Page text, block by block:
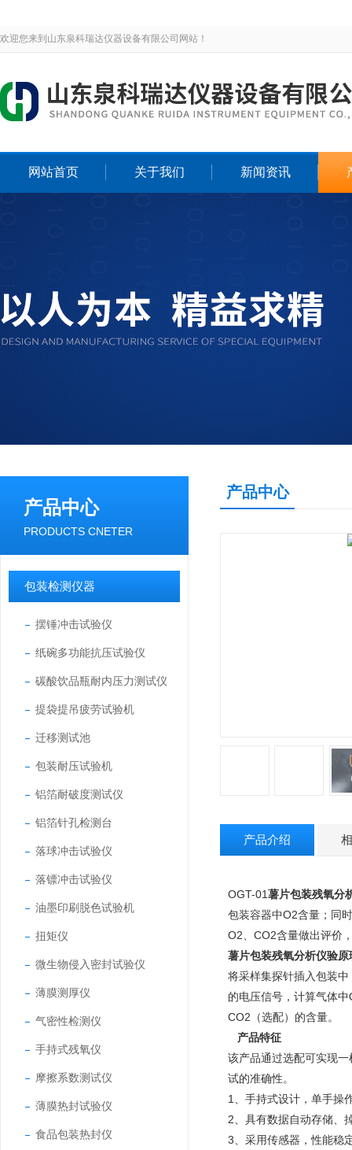
欢迎您来到山东泉科瑞达仪器设备有限公司网站！
网站首页 关于我们 新闻资讯
产品中心
PRODUCTS CNETER
包装检测仪器
摆锤冲击试验仪
纸碗多功能抗压试验仪
碳酸饮品瓶耐内压力测试仪
提袋提吊疲劳试验机
迁移测试池
包装耐压试验机
铝箔耐破度测试仪
铝箔针孔检测台
落球冲击试验仪
落镖冲击试验仪
油墨印刷脱色试验机
扭矩仪
微生物侵入密封试验仪
薄膜测厚仪
气密性检测仪
手持式残氧仪
摩擦系数测试仪
薄膜热封试验仪
食品包装热封仪
产品中心
产品介绍
OGT-01薯片包装残氧分
包装容器中O2含量；同
O2、CO2含量做出评价
薯片包装残氧分析仪验原
将采样集探针插入包装
的电压信号，计算气体
CO2（选配）的含量。
产品特征
该产品通过选配可实现
试的准确性。
1、手持式设计，单手操
2、具有数据自动存储、
3、采用传感器，性能稳